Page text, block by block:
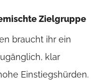
Zielgruppe
braucht ihr ein
klar
Einstiegshürden.